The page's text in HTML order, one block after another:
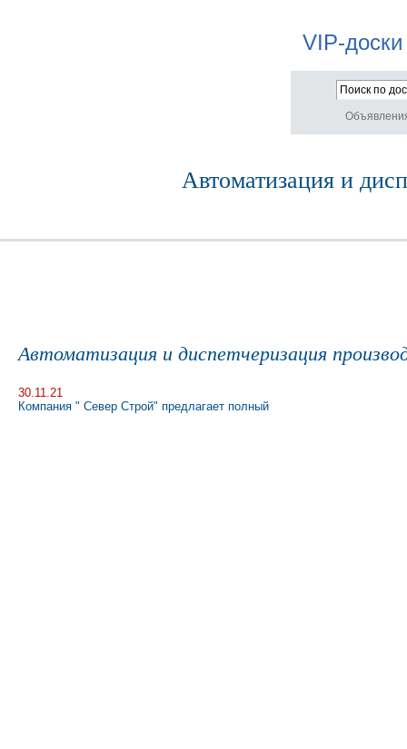
VIP-
Автоматизация и
Автоматизация и диспетчеризация
30.11.21
Компания " Север Строй" предлагает полный